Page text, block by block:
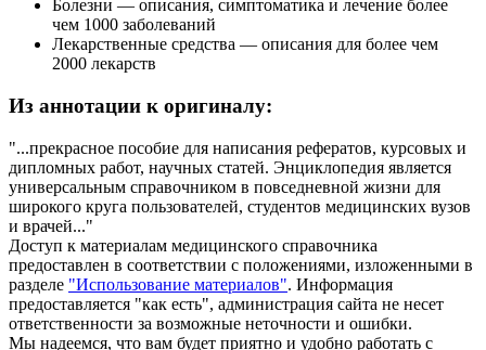
Болезни — описания, симптоматика и лечение более
чем 1000 заболеваний
Лекарственные средства — описания для более чем
2000 лекарств
Из аннотации к оригиналу:
"...прекрасное пособие для написания рефератов, курсовых и
дипломных работ, научных статей. Энциклопедия является
универсальным справочником в повседневной жизни для
широкого круга пользователей, студентов медицинских вузов
и врачей..."
Доступ к материалам медицинского справочника
предоставлен в соответствии с положениями, изложенными в
разделе "Использование материалов". Информация
предоставляется "как есть", администрация сайта не несет
ответственности за возможные неточности и ошибки.
Мы надеемся, что вам будет приятно и удобно работать с